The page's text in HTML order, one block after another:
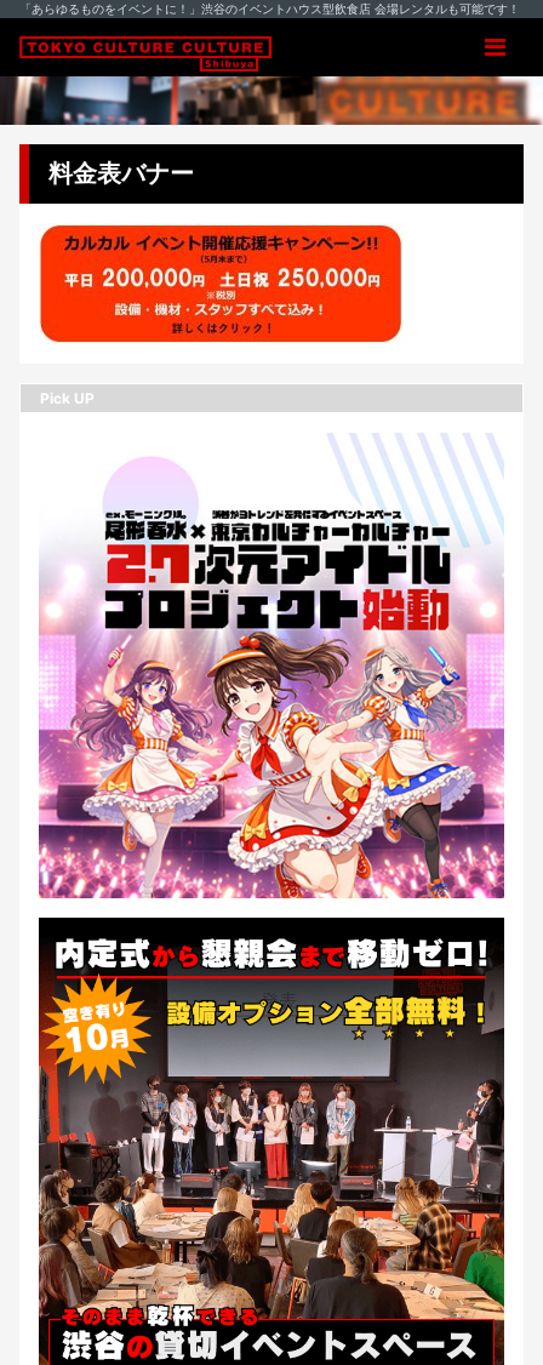
「あらゆるものをイベントに！」渋谷のイベントハウス型飲食店 会場レンタルも可能です！
料金表バナー
Pick UP